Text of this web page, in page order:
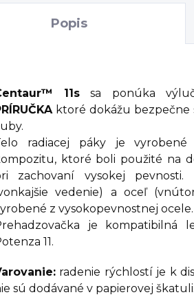
Popis
11s sa ponúka
ktoré dokážu bezpečne
radiacej páky je
ktoré boli použité na
zachovaní vysokej
vedenie) a oceľ
z vysokopevnostnej ocele.
je kompatibilná
11.
radenie rýchlostí je k
sú dodávané v papierovej škatuli.